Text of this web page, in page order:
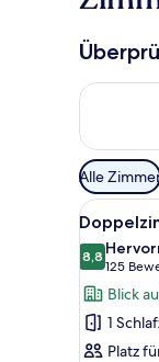
Filter
für
Zimmer
Alle
Alle
Fotos
für
9
8,88,8 von 10
125
(125
Blick
1
Platz